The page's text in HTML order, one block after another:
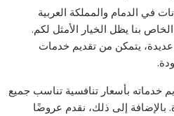
في الدمام والمملكة العربية
بنا يظل الخيار الأمثل لكم.
يتمكن من تقديم خدمات
خدماته بأسعار تنافسية تناسب جميع
بالإضافة إلى ذلك، نقدم عروضًا